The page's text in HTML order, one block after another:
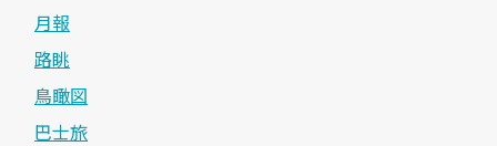
月報
路眺
鳥瞰図
巴士旅